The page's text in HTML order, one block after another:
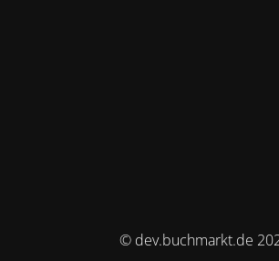
© dev.buchmarkt.de